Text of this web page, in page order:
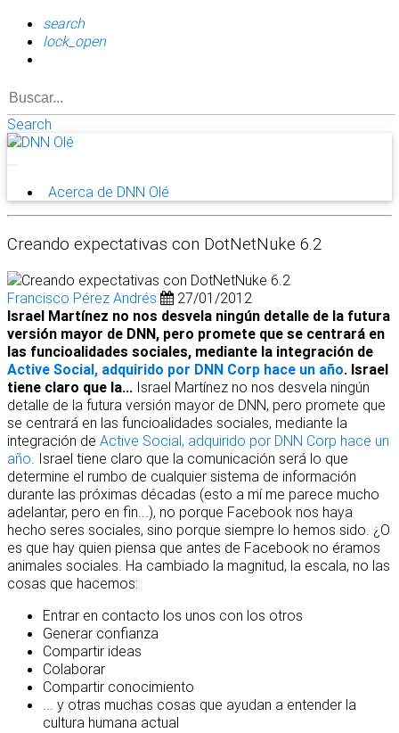
search
lock_open
Search
Acerca de DNN Olé
Creando expectativas con DotNetNuke 6.2
Francisco Pérez Andrés
27/01/2012
Israel Martínez no nos desvela ningún detalle de la futura
versión mayor de DNN, pero promete que se centrará en
las funcioalidades sociales, mediante la integración de
Active Social, adquirido por DNN Corp hace un año. Israel
tiene claro que la... Israel Martínez no nos desvela ningún
detalle de la futura versión mayor de DNN, pero promete que
se centrará en las funcioalidades sociales, mediante la
integración de Active Social, adquirido por DNN Corp hace un
año. Israel tiene claro que la comunicación será lo que
determine el rumbo de cualquier sistema de información
durante las próximas décadas (esto a mí me parece mucho
adelantar, pero en fin...), no porque Facebook nos haya
hecho seres sociales, sino porque siempre lo hemos sido. ¿O
es que hay quien piensa que antes de Facebook no éramos
animales sociales. Ha cambiado la magnitud, la escala, no las
cosas que hacemos:
Entrar en contacto los unos con los otros
Generar confianza
Compartir ideas
Colaborar
Compartir conocimiento
... y otras muchas cosas que ayudan a entender la
cultura humana actual